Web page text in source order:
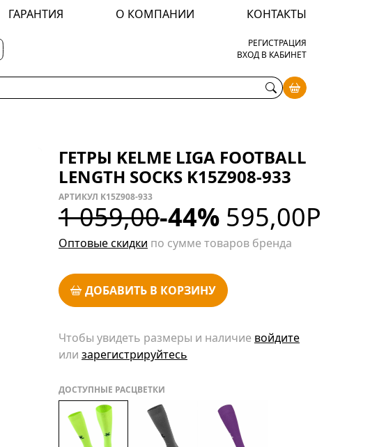
ГАРАНТИЯ О КОМПАНИИ
КОНТАКТЫ
РЕГИСТРАЦИЯ
ВХОД В КАБИНЕТ
ГЕТРЫ KELME LIGA FOOTBALL
LENGTH SOCKS K15Z908-933
АРТИКУЛ K15Z908-933
1 059,00-44% 595,00Р
Оптовые скидки по сумме товаров бренда
ДОБАВИТЬ В КОРЗИНУ
Чтобы увидеть размеры и наличие войдите
или зарегистрируйтесь
ДОСТУПНЫЕ РАСЦВЕТКИ